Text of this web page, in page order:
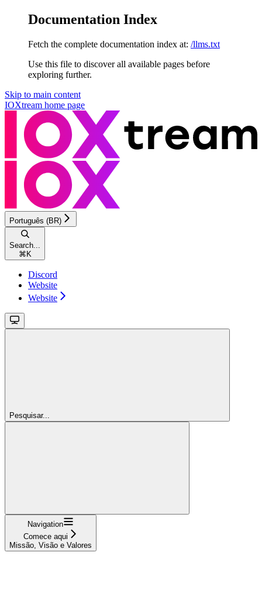
Documentation Index
Fetch the complete documentation index at: /llms.txt
Use this file to discover all available pages before
exploring further.
Skip to main content
IOXtream home page
Português (BR)
Search...
⌘ K
Discord
Website
Website
Pesquisar...
Navigation
Comece aqui
Missão, Visão e Valores